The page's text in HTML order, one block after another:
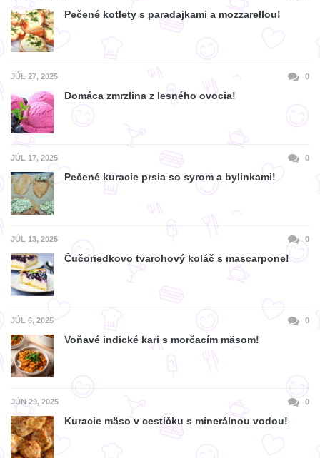
Pečené kotlety s paradajkami a mozzarellou!
JÚL 27, 2025 0
Domáca zmrzlina z lesného ovocia!
JÚL 17, 2025 0
Pečené kuracie prsia so syrom a bylinkami!
JÚL 13, 2025 0
Čučoriedkovo tvarohový koláč s mascarpone!
JÚL 6, 2025 0
Voňavé indické kari s morčacím mäsom!
JÚN 29, 2025 0
Kuracie mäso v cestíčku s minerálnou vodou!